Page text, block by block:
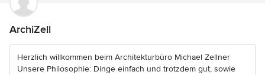
ArchiZell
Herzlich willkommen beim Architekturbüro Michael Zellner
Unsere Philosophie: Dinge einfach und trotzdem gut, sowie